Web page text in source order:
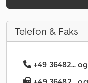
Telefon & Faks
+49 36482...